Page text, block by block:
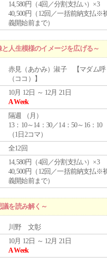
14,580円（4回／分割支払い）×3
40,500円（12回／一括前納支払※
義開始前まで）
人生模様のイメージを広げる～
赤見（あかみ）淑子 【マダム呼
（ココ）】
10月 12日 ～ 12月 21日
A Week
隔週 （ 月 ）
13：10～14：30／14：50～16：10
（1日2コマ）
全12回
14,580円（4回／分割支払い）×3
40,500円（12回／一括前納支払※
義開始前まで）
を読み解く～
川野 文彰
10月 12日 ～ 12月 21日
A Week